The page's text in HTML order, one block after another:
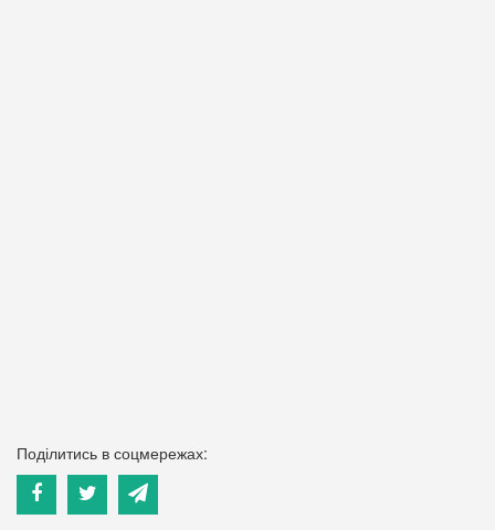
Поділитись в соцмережах: